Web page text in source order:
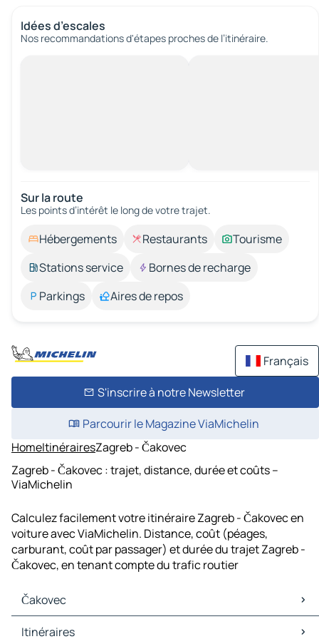
Idées d’escales
Nos recommandations d'étapes proches de l’itinéraire.
Sur la route
Les points d’intérêt le long de votre trajet.
Hébergements Restaurants
Tourisme
Stations service
Bornes de recharge
Parkings
Aires de repos
Français
S'inscrire à notre Newsletter
Parcourir le Magazine ViaMichelin
HomeItinérairesZagreb - Čakovec
Zagreb - Čakovec : trajet, distance, durée et coûts –
ViaMichelin
Calculez facilement votre itinéraire Zagreb - Čakovec en
voiture avec ViaMichelin. Distance, coût (péages,
carburant, coût par passager) et durée du trajet Zagreb -
Čakovec, en tenant compte du trafic routier
Čakovec
Čakovec Cartes et plans
Itinéraires